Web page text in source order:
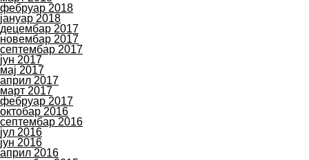
фебруар 2018
јануар 2018
децембар 2017
новембар 2017
септембар 2017
јун 2017
мај 2017
април 2017
март 2017
фебруар 2017
октобар 2016
септембар 2016
јул 2016
јун 2016
април 2016